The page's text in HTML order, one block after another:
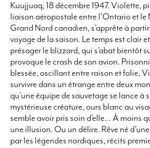
Kuujjuaq, 18 décembre 1947. Violette,
liaison aéropostale entre l’Ontario et le
Grand Nord canadien, s’apprête à
voyage de la saison. Le temps est clair
présager le blizzard, qui s’abat bientôt
provoque le crash de son avion.
blessée, oscillant entre raison et folie,
survivre dans un étrange entre deux
qu’une équipe de sauvetage se lance à
mystérieuse créature, ours blanc au
semble avoir pris soin d’elle… À moins
une illusion. Ou un délire. Rêve né
par les légendes nordiques, récits